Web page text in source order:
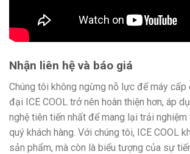
Nhận liên hệ và báo giá
Chúng tôi không ngừng nỗ lực để máy cấp
đại ICE COOL trở nên hoàn thiện hơn, áp
nghệ tiên tiến nhất để mang lại trải
quý khách hàng. Với chúng tôi, ICE COOL
sản phẩm, mà còn là biểu tượng của sự